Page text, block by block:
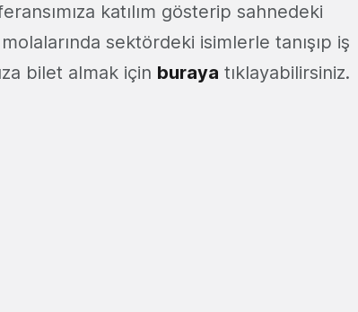
katılım gösterip sahnedeki
sektördeki isimlerle tanışıp iş
bilet almak için buraya tıklayabilirsiniz.